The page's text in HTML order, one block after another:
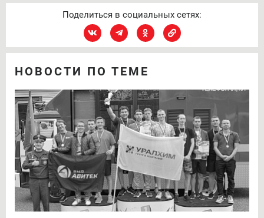
Поделиться в социальных сетях:
НОВОСТИ ПО ТЕМЕ